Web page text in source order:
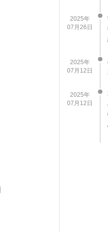
2025年
07月26日
2025年
07月12日
2025年
07月12日